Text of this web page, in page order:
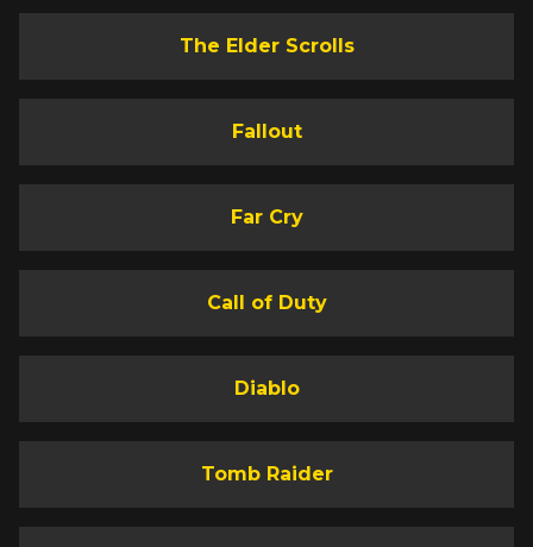
The Elder Scrolls
Fallout
Far Cry
Call of Duty
Diablo
Tomb Raider